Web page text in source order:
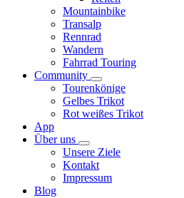
Mountainbike
Transalp
Rennrad
Wandern
Fahrrad Touring
Community
Tourenkönige
Gelbes Trikot
Rot weißes Trikot
App
Über uns
Unsere Ziele
Kontakt
Impressum
Blog